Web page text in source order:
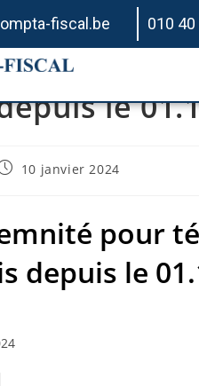
fiscal.be 010
pour
le
10 janvier 2024
pour
depuis le